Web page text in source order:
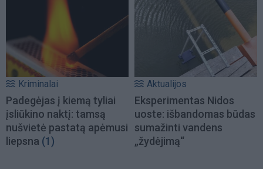
Kriminalai
Padegėjas į kiemą tyliai
įsliūkino naktį: tamsą
nušvietė pastatą apėmusi
liepsna (1)
Aktualijos
Eksperimentas Nidos
uoste: išbandomas būdas
sumažinti vandens
„žydėjimą“